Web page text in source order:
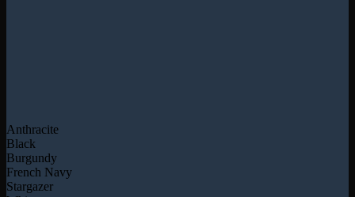
Anthracite
Black
Burgundy
French Navy
Stargazer